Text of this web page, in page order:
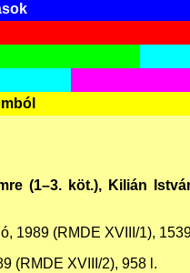
(1–3. köt.), Kilián
1989 (RMDE XVIII/1),
(RMDE XVIII/2), 958 l.